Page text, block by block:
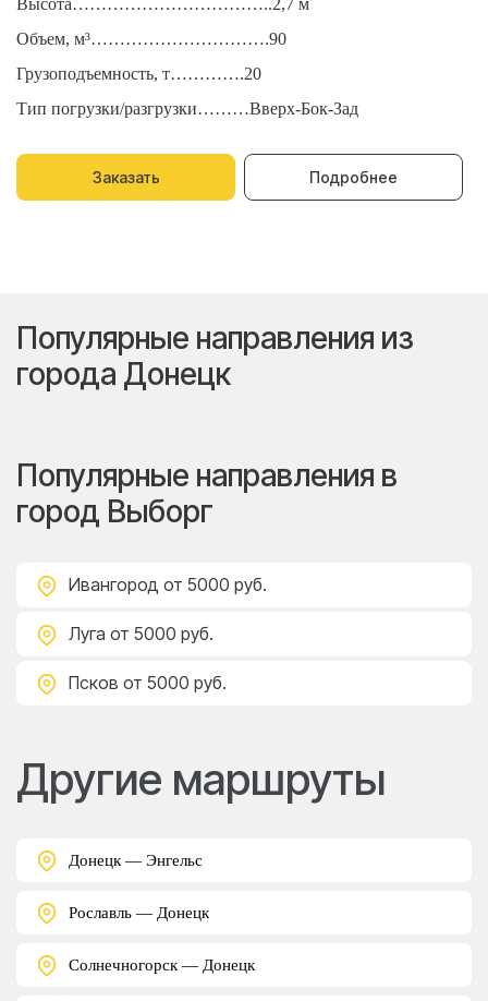
Высота……………………………..2,7 м
Объем, м³………………………….90
Грузоподъемность, т………….20
Тип погрузки/разгрузки………Вверх-Бок-Зад
Заказать Подробнее
Популярные направления из
города Донецк
Популярные направления в
город Выборг
Ивангород от 5000 руб.
Луга от 5000 руб.
Псков от 5000 руб.
Другие маршруты
Донецк — Энгельс
Рославль — Донецк
Солнечногорск — Донецк